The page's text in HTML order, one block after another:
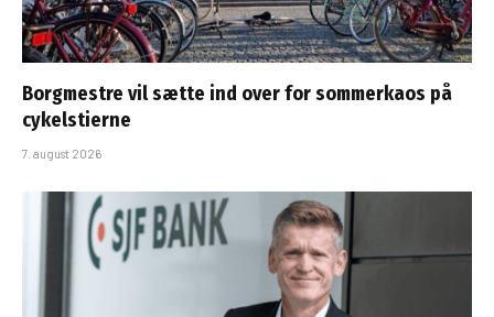
Borgmestre vil sætte ind over for sommerkaos på
cykelstierne
7. august 2026